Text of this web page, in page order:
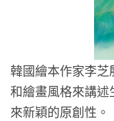
韓國繪本作家李芝
和繪畫風格來講
來新穎的原創性。